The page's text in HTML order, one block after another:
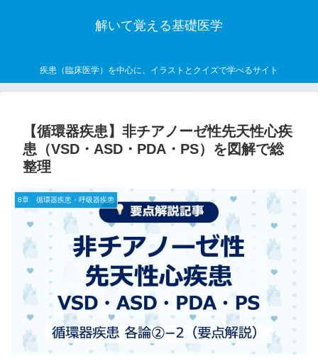
解いて覚える基礎医学
疾患（臨床医学）を中心に、イラストとクイズで学べるサイト
【循環器疾患】非チアノーゼ性先天性心疾
患（VSD・ASD・PDA・PS）を図解で総
整理
8章 循環器疾患・呼吸器疾患